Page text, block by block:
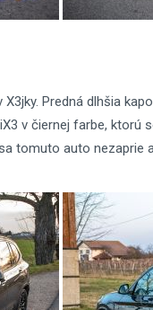
Predná dlhšia
v čiernej farbe, ktorú
tomuto auto nezaprie